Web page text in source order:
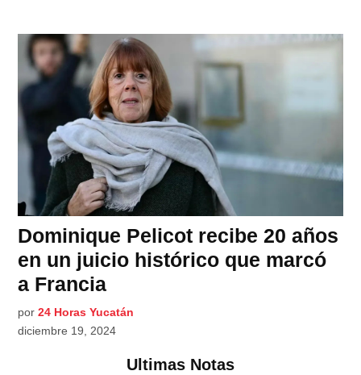
Dominique Pelicot recibe 20 años
en un juicio histórico que marcó
a Francia
por 24 Horas Yucatán
diciembre 19, 2024
Ultimas Notas